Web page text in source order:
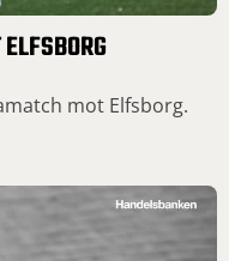
mot Elfsborg.